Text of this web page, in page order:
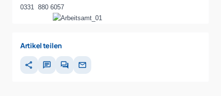
0331 880 6057
Artikel teilen
share chat forum mail